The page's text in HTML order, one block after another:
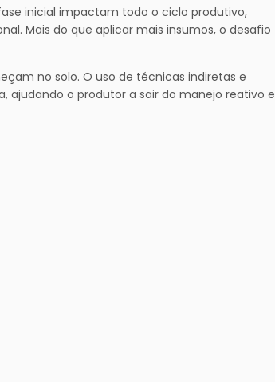
inicial impactam todo o ciclo produtivo,
Mais do que aplicar mais insumos, o desafio
no solo. O uso de técnicas indiretas e
o produtor a sair do manejo reativo e